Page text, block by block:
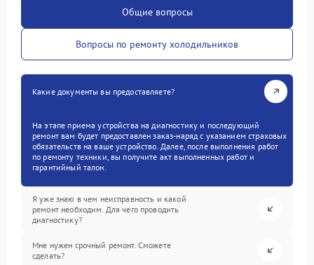
Общие вопросы
Вопросы по ремонту холодильников
Какие документы вы предоставляете?
На этапе приема устройства на диагностику и последующий
ремонт вам будет предоставлен заказ-наряд с указанием страховых
обязательств на ваше устройство. Далее, после выполнения работ
по ремонту техники, вы получите акт выполненных работ и
гарантийный талон.
Я уже знаю в чем неисправность и какой
ремонт необходим. Для чего проводить
диагностику?
Мне нужен срочный ремонт. Сможете
сделать?